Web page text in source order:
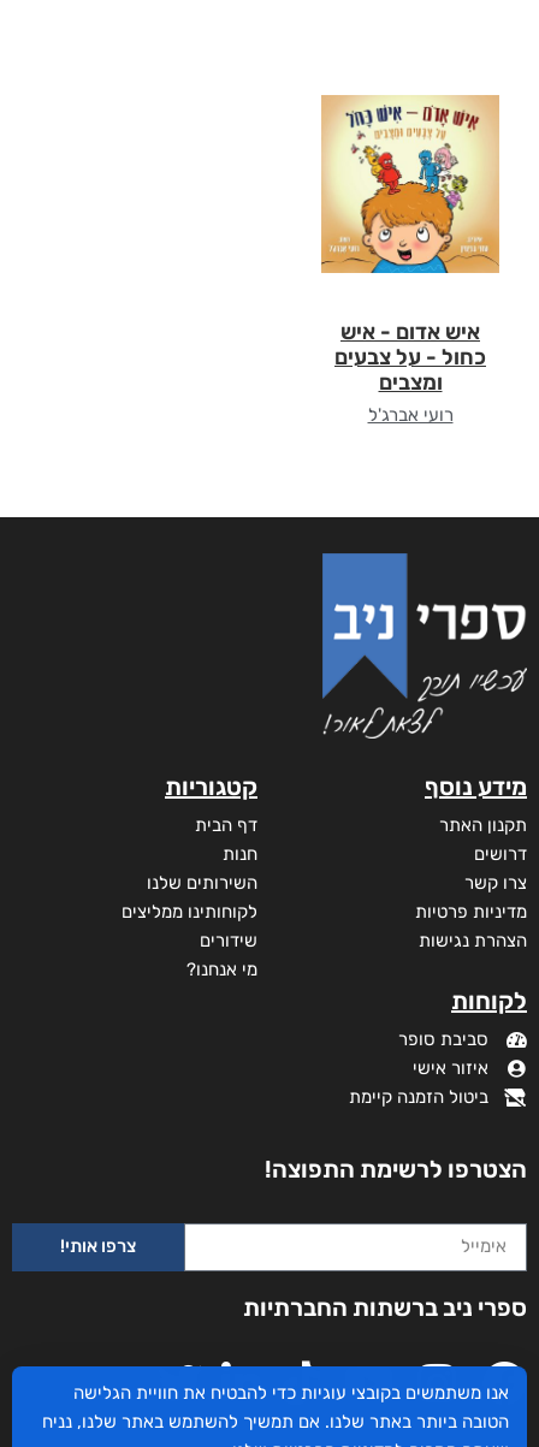
איש אדום - איש
כחול - על צבעים
ומצבים
רועי אברג'ל
מידע נוסף
תקנון האתר
דרושים
צרו קשר
מדיניות פרטיות
הצהרת נגישות
לקוחות
סביבת סופר
איזור אישי
ביטול הזמנה קיימת
קטגוריות
דף הבית
חנות
השירותים שלנו
לקוחותינו ממליצים
שידורים
מי אנחנו?
הצטרפו לרשימת התפוצה!
צרפו אותי!
ספרי ניב ברשתות החברתיות
אנו משתמשים בקובצי עוגיות כדי להבטיח את חוויית הגלישה
הטובה ביותר באתר שלנו. אם תמשיך להשתמש באתר שלנו, נניח